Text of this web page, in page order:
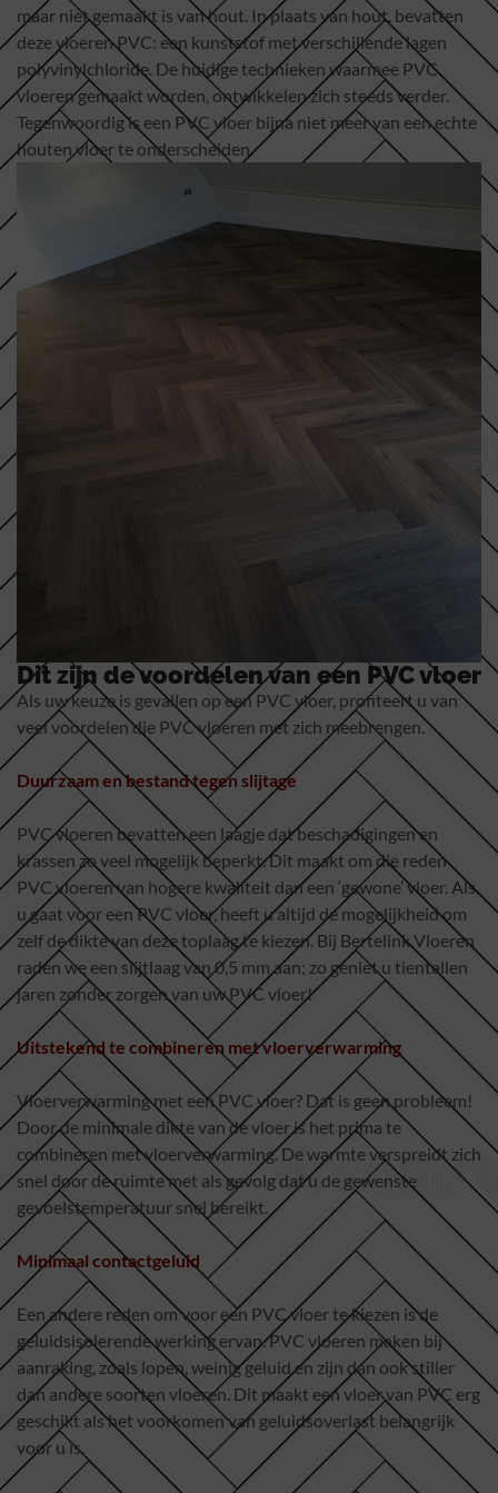
maar niet gemaakt is van hout. In plaats van hout, bevatten
deze vloeren PVC: een kunststof met verschillende lagen
polyvinylchloride. De huidige technieken waarmee PVC
vloeren gemaakt worden, ontwikkelen zich steeds verder.
Tegenwoordig is een PVC vloer bijna niet meer van een echte
houten vloer te onderscheiden.
Dit zijn de voordelen van een PVC vloer
Als uw keuze is gevallen op een PVC vloer, profiteert u van
veel voordelen die PVC vloeren met zich meebrengen.
Duurzaam en bestand tegen slijtage
PVC vloeren bevatten een laagje dat beschadigingen en
krassen zo veel mogelijk beperkt. Dit maakt om die reden
PVC vloeren van hogere kwaliteit dan een ‘gewone’ vloer. Als
u gaat voor een PVC vloer, heeft u altijd de mogelijkheid om
zelf de dikte van deze toplaag te kiezen. Bij Bertelink Vloeren
raden we een slijtlaag van 0,5 mm aan; zo geniet u tientallen
jaren zonder zorgen van uw PVC vloer!
Uitstekend te combineren met vloerverwarming
Vloerverwarming met een PVC vloer? Dat is geen probleem!
Door de minimale dikte van de vloer is het prima te
combineren met vloerverwarming. De warmte verspreidt zich
snel door de ruimte met als gevolg dat u de gewenste
gevoelstemperatuur snel bereikt.
Minimaal contactgeluid
Een andere reden om voor een PVC vloer te kiezen is de
geluidsisolerende werking ervan. PVC vloeren maken bij
aanraking, zoals lopen, weinig geluid en zijn dan ook stiller
dan andere soorten vloeren. Dit maakt een vloer van PVC erg
geschikt als het voorkomen van geluidsoverlast belangrijk
voor u is.